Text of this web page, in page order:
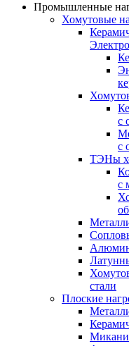
Промышленные
Хомутовые
с
с
ТЭНы
с
стали
Плоские